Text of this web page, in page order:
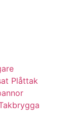
Plåttak